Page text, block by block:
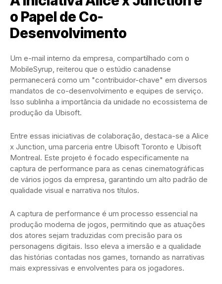
o Papel de Co-
Desenvolvimento
Um e-mail interno da empresa, compartilhado com o
MobileSyrup, reiterou que o estúdio canadense
permanecerá como um "contribuidor-chave" em diversos
mandatos de co-desenvolvimento e equipes de serviço.
Isso sublinha a importância da unidade no ecossistema de
produção da Ubisoft.
Entre essas iniciativas de colaboração, destaca-se a Alice
x Junction, uma parceria entre Ubisoft Toronto e Ubisoft
Montreal. Este projeto é focado especificamente na
captura de performance para as cenas cinematográficas
de vários jogos da empresa, garantindo um alto padrão de
qualidade visual e narrativa nos títulos.
A captura de performance é um processo essencial na
produção moderna de jogos, permitindo que as atuações
dos atores sejam traduzidas com precisão para os
personagens digitais. Isso eleva a imersão e a qualidade
das histórias contadas nos games, tornando as narrativas
mais expressivas e envolventes para os jogadores.